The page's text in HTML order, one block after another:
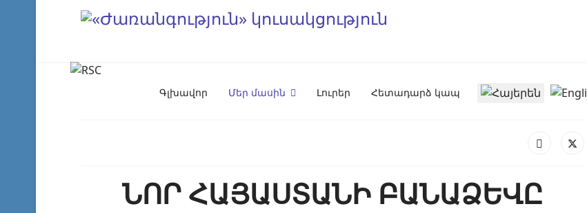
Գլխավոր Մեր մասին Լուրեր Հետադարձ կապ Select your language
ՆՈՐ ՀԱՅԱՍՏԱՆԻ ԲԱՆԱՁԵՎԸ